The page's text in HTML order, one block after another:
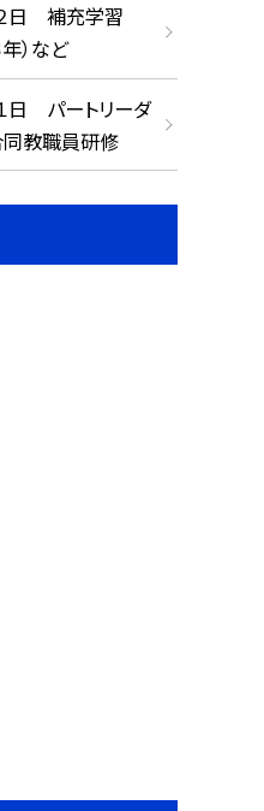
日 補充学習
）など
日 パートリーダ
同教職員研修